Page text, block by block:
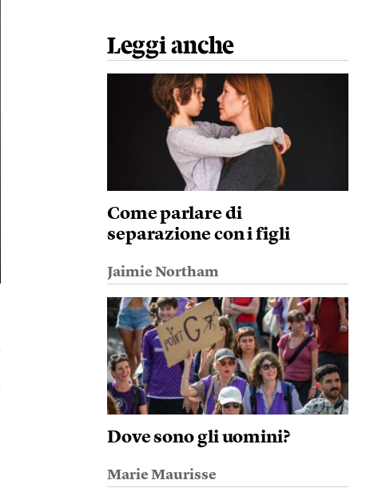
Leggi anche
Come parlare di
separazione con i figli
Jaimie Northam
Dove sono gli uomini?
Marie Maurisse